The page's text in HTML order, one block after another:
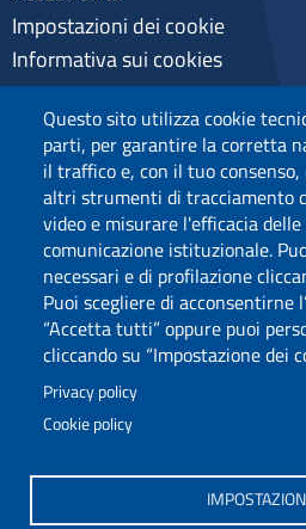
Questo sito utilizza cookie
parti, per garantire la corretta
il traffico e, con il tuo
altri strumenti di tracciamento
video e misurare l'efficacia
comunicazione istituzionale.
necessari e di profilazione
Puoi scegliere di acconsentirne
“Accetta tutti” oppure puoi
cliccando su “Impostazione dei
Privacy policy
Cookie policy
tel. 0706751
C.F.: 80019600925
Impostazioni dei cookie
Informativa sui cookies
Pagamenti pagoPA
Privacy